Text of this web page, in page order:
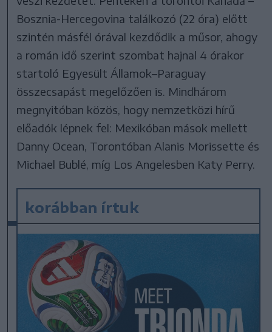
Bosznia-Hercegovina találkozó (22 óra) előtt
szintén másfél órával kezdődik a műsor, ahogy
a román idő szerint szombat hajnal 4 órakor
startoló Egyesült Államok–Paraguay
összecsapást megelőzően is. Mindhárom
megnyitóban közös, hogy nemzetközi hírű
előadók lépnek fel: Mexikóban mások mellett
Danny Ocean, Torontóban Alanis Morissette és
Michael Bublé, míg Los Angelesben Katy Perry.
korábban írtuk